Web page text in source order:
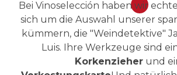
Bei Vinoselección haben wir
sich um die Auswahl unserer
kümmern, die "Weindetektive"
Luis. Ihre Werkzeuge sind
Korkenzieherund